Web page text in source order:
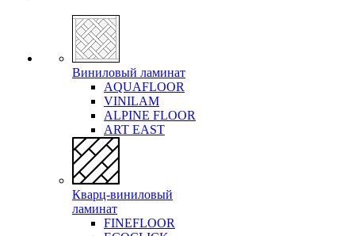
Виниловый ламинат
AQUAFLOOR
VINILAM
ALPINE FLOOR
ART EAST
Кварц-виниловый
ламинат
FINEFLOOR